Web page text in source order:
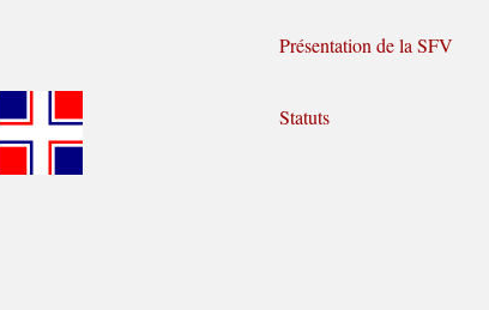
Présentation de la SFV
Statuts